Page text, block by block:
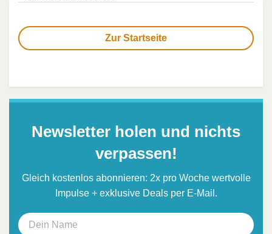
Zur Startseite
Newsletter holen und nichts
verpassen!
Gleich kostenlos abonnieren: 2x pro Woche wertvolle
Impulse + exklusive Deals per E-Mail.